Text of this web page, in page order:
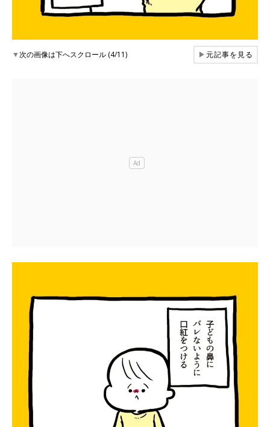
▼次の画像は下へスクロール (4/11) ▶元記事を見る